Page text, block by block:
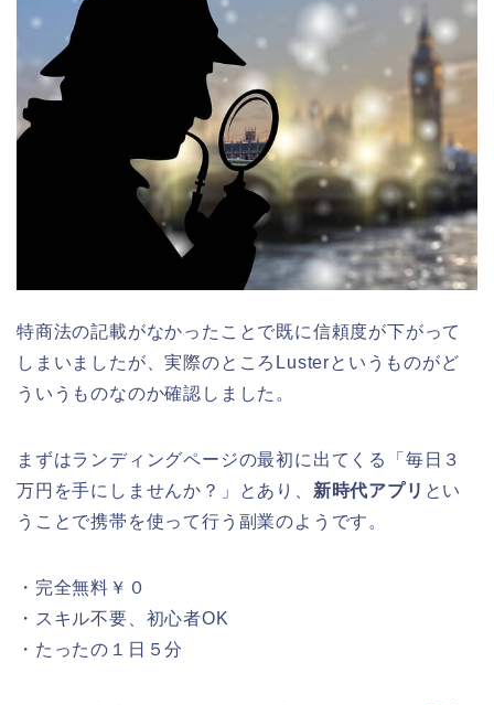
特商法の記載がなかったことで既に信頼度が下がって
しまいましたが、実際のところLusterというものがど
ういうものなのか確認しました。
まずはランディングページの最初に出てくる「毎日３
万円を手にしませんか？」とあり、 新時代アプリ とい
うことで携帯を使って行う副業のようです。
・完全無料￥０
・スキル不要、初心者OK
・たったの１日５分